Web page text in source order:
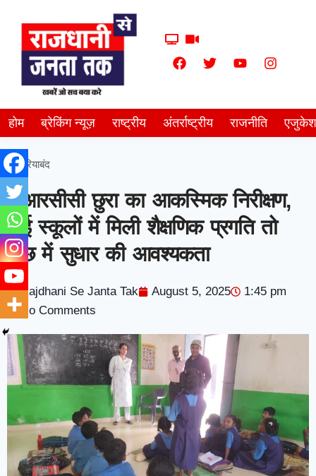
होम ब्रेकिंग न्यूज़ राष्ट्रीय अंतर्राष्ट्रीय राजनीति
गरियाबंद
बीआरसीसी छुरा का आकस्मिक निरीक्षण,
कई स्कूलों में मिली शैक्षणिक प्रगति तो
कुछ में सुधार की आवश्यकता
Rajdhani Se Janta Tak August 5, 2025
1:45 pm
No Comments